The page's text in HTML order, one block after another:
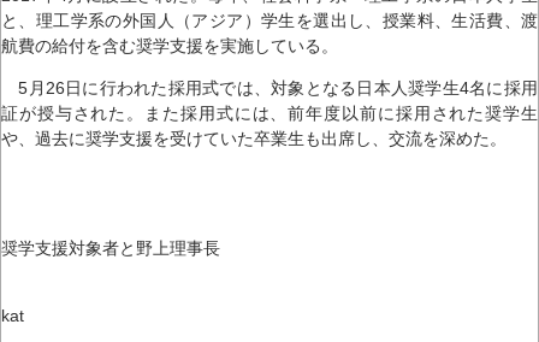
と、理工学系の外国人（アジア）学生を選出し、授業料、生活費、渡
航費の給付を含む奨学支援を実施している。
5月26日に行われた採用式では、対象となる日本人奨学生4名に採用
証が授与された。また採用式には、前年度以前に採用された奨学生
や、過去に奨学支援を受けていた卒業生も出席し、交流を深めた。
奨学支援対象者と野上理事長
kat